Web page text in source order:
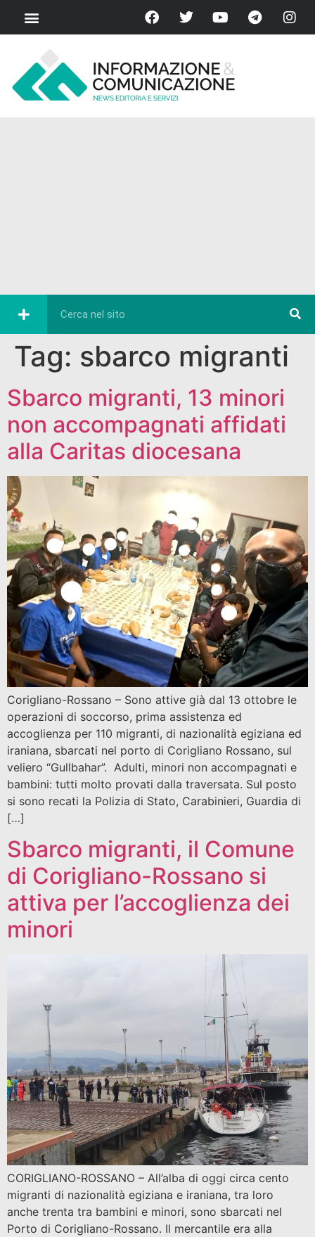
Tag: sbarco migranti
Sbarco migranti, 13 minori
non accompagnati affidati
alla Caritas diocesana
Corigliano-Rossano – Sono attive già dal 13 ottobre le
operazioni di soccorso, prima assistenza ed
accoglienza per 110 migranti, di nazionalità egiziana ed
iraniana, sbarcati nel porto di Corigliano Rossano, sul
veliero “Gullbahar”. Adulti, minori non accompagnati e
bambini: tutti molto provati dalla traversata. Sul posto
si sono recati la Polizia di Stato, Carabinieri, Guardia di
[…]
Sbarco migranti, il Comune
di Corigliano-Rossano si
attiva per l’accoglienza dei
minori
CORIGLIANO-ROSSANO – All’alba di oggi circa cento
migranti di nazionalità egiziana e iraniana, tra loro
anche trenta tra bambini e minori, sono sbarcati nel
Porto di Corigliano-Rossano. Il mercantile era alla